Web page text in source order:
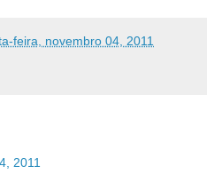
feira, novembro 04, 2011
2011